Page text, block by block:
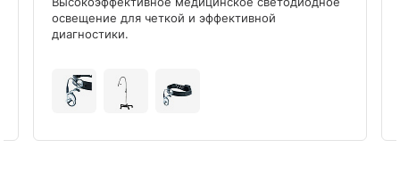
освещение для четкой и эффективной
диагностики.